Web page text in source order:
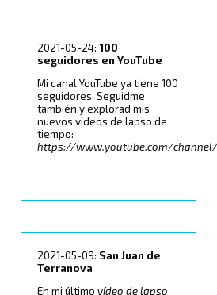
2021-05-24:100
seguidores en YouTube
Mi canal YouTube ya tiene 100
seguidores. Seguidme
también y explorad mis
nuevos videos de lapso de
tiempo:
https://www.youtube.com/channel/
2021-05-09: San Juan de
Terranova
En mi últimoví­deo de lapso